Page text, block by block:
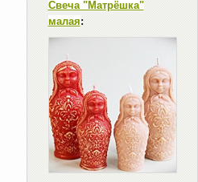
Свеча "Матрёшка"
малая: